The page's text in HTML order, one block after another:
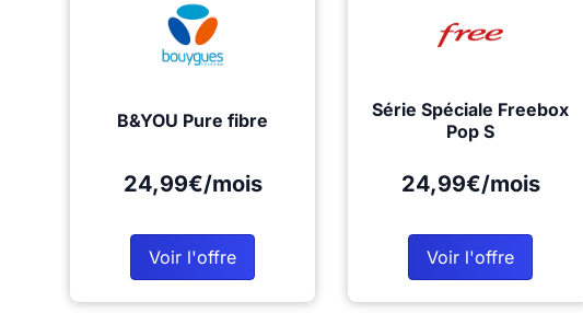
B&YOU Pure fibre
24,99€/mois
Voir l'offre
Série Spéciale Freebox
Pop S
24,99€/mois
Voir l'offre